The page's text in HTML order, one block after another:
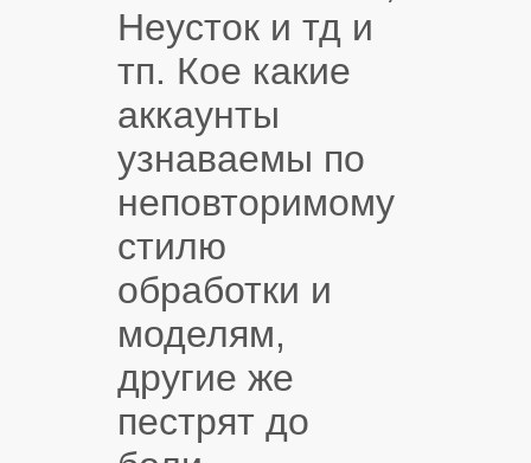
Неусток и тд и
тп. Кое какие
аккаунты
узнаваемы по
неповторимому
стилю
обработки и
моделям,
другие же
пестрят до